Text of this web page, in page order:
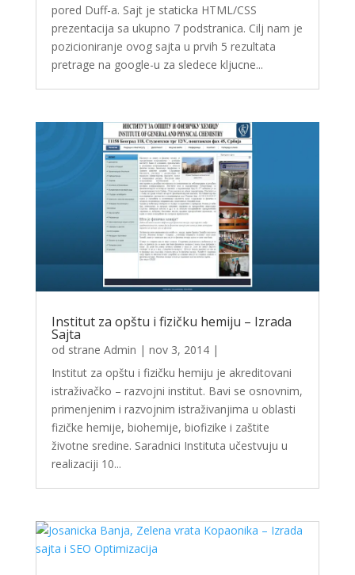
pored Duff-a. Sajt je staticka HTML/CSS
prezentacija sa ukupno 7 podstranica. Cilj nam je
pozicioniranje ovog sajta u prvih 5 rezultata
pretrage na google-u za sledece kljucne...
Institut za opštu i fizičku hemiju – Izrada
Sajta
od strane Admin | nov 3, 2014|
Institut za opštu i fizičku hemiju je akreditovani
istraživačko – razvojni institut. Bavi se osnovnim,
primenjenim i razvojnim istraživanjima u oblasti
fizičke hemije, biohemije, biofizike i zaštite
životne sredine. Saradnici Instituta učestvuju u
realizaciji 10...